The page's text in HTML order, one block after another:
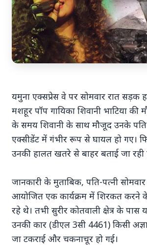
अंशुल कुंचा कौन थे?
'फर्जी' पिज्जा ऑर्डर
भारतीय युवक की गोली
परिवार का आरोप - "ट्रैप
भारतीय युवक की गोली मारकर हत्या,
आरोप - "ट्रैप था" एक चौंकान...
Read Full Story
Top Stories
यमुना एक्सप्रेस वे पर सोमवार रात सड़क
मशहूर पॉप गायिका शिवानी भाटिया की
के समय शिवानी के साथ मौजूद उनके पति
एक्सीडेंट में गंभीर रूप से घायल हो गए।
उनकी हालत खतरे से बाहर बताई जा रही
जानकारी के मुताबिक, पति-पत्नी
आयोजित एक कार्यक्रम में शिरकत करने
रहे थे। तभी सुरीर कोतवाली क्षेत्र के पास
उनकी कार (डीएल 3सी 4461) किसी
जा टकराई और चकनाचूर हो गई।